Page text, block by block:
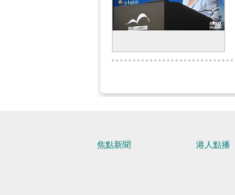
焦點新聞 港人點播